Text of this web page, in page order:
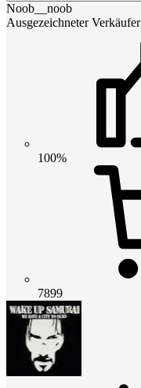
Noob__noob
Ausgezeichneter Verkäufer
100%
7899